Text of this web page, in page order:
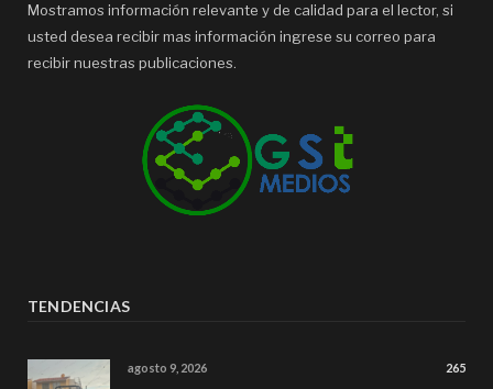
Mostramos información relevante y de calidad para el lector, si
usted desea recibir mas información ingrese su correo para
recibir nuestras publicaciones.
TENDENCIAS
agosto 9, 2026 265